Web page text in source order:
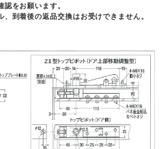
をお願います。
、到着後の返品交換はお受けできません。